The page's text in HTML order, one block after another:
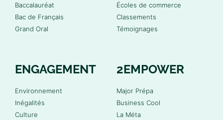
Baccalauréat
Bac de Français
Grand Oral
Écoles de commerce
Classements
Témoignages
ENGAGEMENT
Environnement
Inégalités
Culture
2EMPOWER
Major Prépa
Business Cool
La Méta